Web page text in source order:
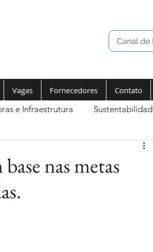
Canal de
e Infraestrutura
nas metas
Vagas Fornecedores Contato